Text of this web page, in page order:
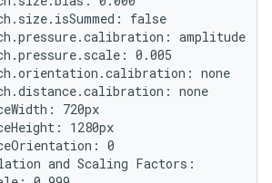
false
amplitude
0.005
none
none
720px
1280px
0
and Scaling Factors: